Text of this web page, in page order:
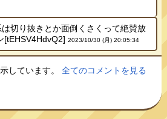
切り抜きとか面倒くさくって絶賛放
2023/10/30 (月) 20:05:34
しています。全てのコメントを見る